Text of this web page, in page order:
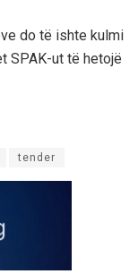
do të ishte kulmi
SPAK-ut të hetojë
tender